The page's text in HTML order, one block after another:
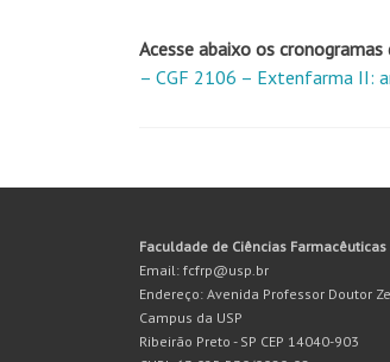
Acesse abaixo os
– CGF 2106 – Extenfarma II:
Faculdade de Ciências
Email: fcfrp@usp.br
Endereço: Avenida Professor Doutor
Campus da USP
Ribeirão Preto - SP CEP 14040-903